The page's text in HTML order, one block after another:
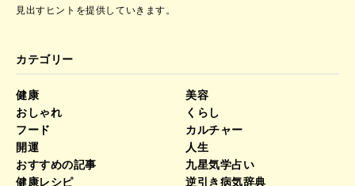
見出すヒントを提供していきます。
カテゴリー
健康
美容
おしゃれ
くらし
フード
カルチャー
開運
人生
おすすめの記事
九星気学占い
健康レシピ
逆引き病気辞典